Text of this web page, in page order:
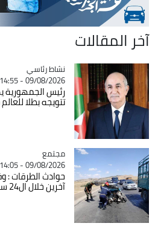
Catégorie
نشاط رئاسي
09/08/2026 - 14:55
رئيس الجمهورية يهنئ يونس عياشي على
تتويجه بطلا للعالم في الوثب العالي
Catégorie
مجتمع
09/08/2026 - 14:05
حوادث الطرقات : وفاة 6 أشخاص وإصابة 279
آخرين خلال ال24 ساعة الأخيرة